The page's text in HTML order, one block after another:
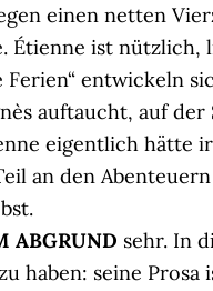
einen netten
Étienne ist
entwickeln
auftaucht, auf
eigentlich hätte
an den
ABGRUND sehr. In
haben: seine